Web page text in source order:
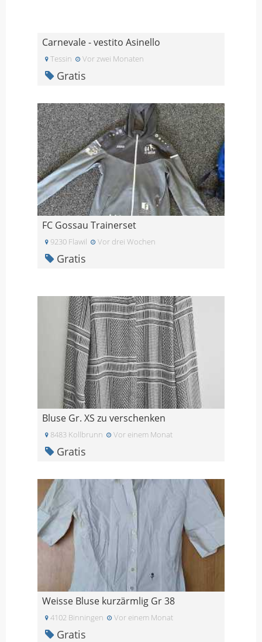
Carnevale - vestito Asinello
Tessin Vor zwei Monaten
Gratis
FC Gossau Trainerset
9230 Flawil Vor drei Wochen
Gratis
Bluse Gr. XS zu verschenken
8483 Kollbrunn Vor einem Monat
Gratis
Weisse Bluse kurzärmlig Gr 38
4102 Binningen Vor einem Monat
Gratis